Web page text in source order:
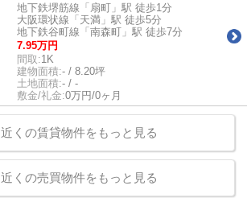
地下鉄堺筋線「扇町」駅 徒歩1分
大阪環状線「天満」駅 徒歩5分
地下鉄谷町線「南森町」駅 徒歩7分
7.95万円
間取:1K
建物面積:- / 8.20坪
土地面積:- / -
敷金/礼金:0万円/0ヶ月
近くの賃貸物件をもっと見る
近くの売買物件をもっと見る